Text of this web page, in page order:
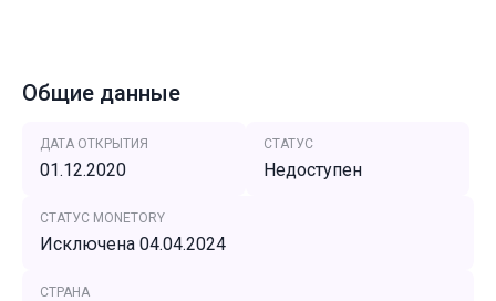
Общие данные
ДАТА ОТКРЫТИЯ
01.12.2020
СТАТУС
Недоступен
СТАТУС MONETORY
Исключена 04.04.2024
СТРАНА